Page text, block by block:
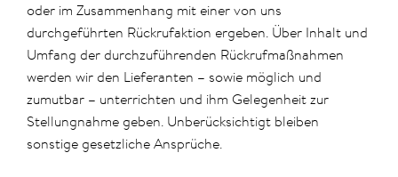
oder im Zusammenhang mit einer von uns
durchgeführten Rückrufaktion ergeben. Über Inhalt und
Umfang der durchzuführenden Rückrufmaßnahmen
werden wir den Lieferanten – sowie möglich und
zumutbar – unterrichten und ihm Gelegenheit zur
Stellungnahme geben. Unberücksichtigt bleiben
sonstige gesetzliche Ansprüche.